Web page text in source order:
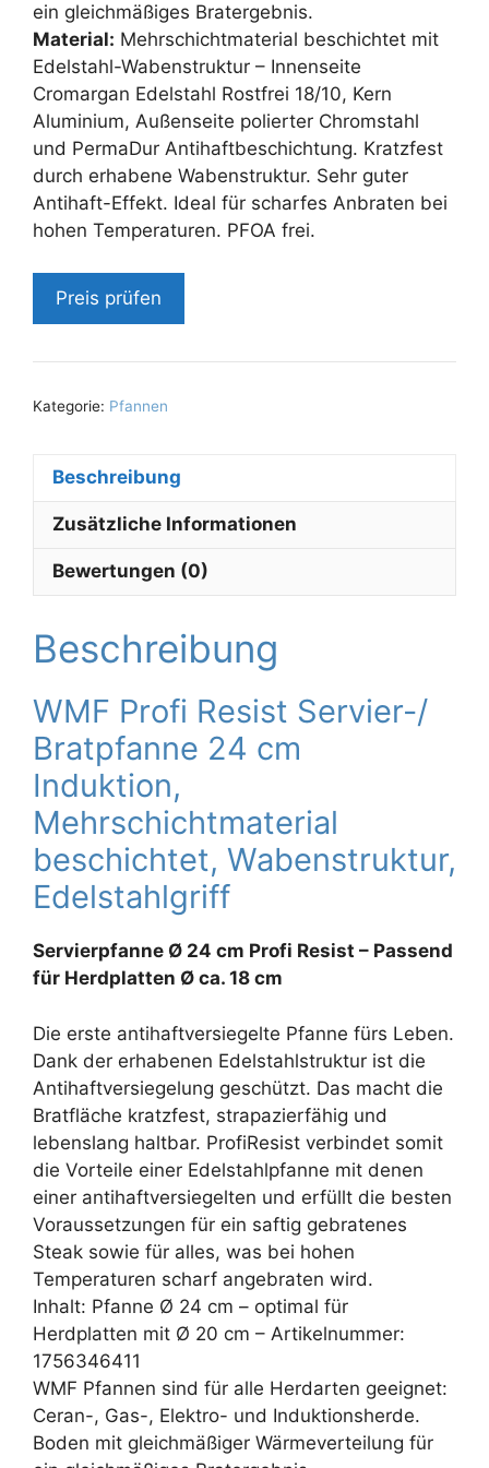
ein gleichmäßiges Bratergebnis.
Material: Mehrschichtmaterial beschichtet mit
Edelstahl-Wabenstruktur – Innenseite
Cromargan Edelstahl Rostfrei 18/10, Kern
Aluminium, Außenseite polierter Chromstahl
und PermaDur Antihaftbeschichtung. Kratzfest
durch erhabene Wabenstruktur. Sehr guter
Antihaft-Effekt. Ideal für scharfes Anbraten bei
hohen Temperaturen. PFOA frei.
Preis prüfen
Kategorie: Pfannen
Beschreibung
Zusätzliche Informationen
Bewertungen (0)
Beschreibung
WMF Profi Resist Servier-/
Bratpfanne 24 cm
Induktion,
Mehrschichtmaterial
beschichtet, Wabenstruktur,
Edelstahlgriff
Servierpfanne Ø 24 cm Profi Resist – Passend
für Herdplatten Ø ca. 18 cm
Die erste antihaftversiegelte Pfanne fürs Leben.
Dank der erhabenen Edelstahlstruktur ist die
Antihaftversiegelung geschützt. Das macht die
Bratfläche kratzfest, strapazierfähig und
lebenslang haltbar. ProfiResist verbindet somit
die Vorteile einer Edelstahlpfanne mit denen
einer antihaftversiegelten und erfüllt die besten
Voraussetzungen für ein saftig gebratenes
Steak sowie für alles, was bei hohen
Temperaturen scharf angebraten wird.
Inhalt: Pfanne Ø 24 cm – optimal für
Herdplatten mit Ø 20 cm – Artikelnummer:
1756346411
WMF Pfannen sind für alle Herdarten geeignet:
Ceran-, Gas-, Elektro- und Induktionsherde.
Boden mit gleichmäßiger Wärmeverteilung für